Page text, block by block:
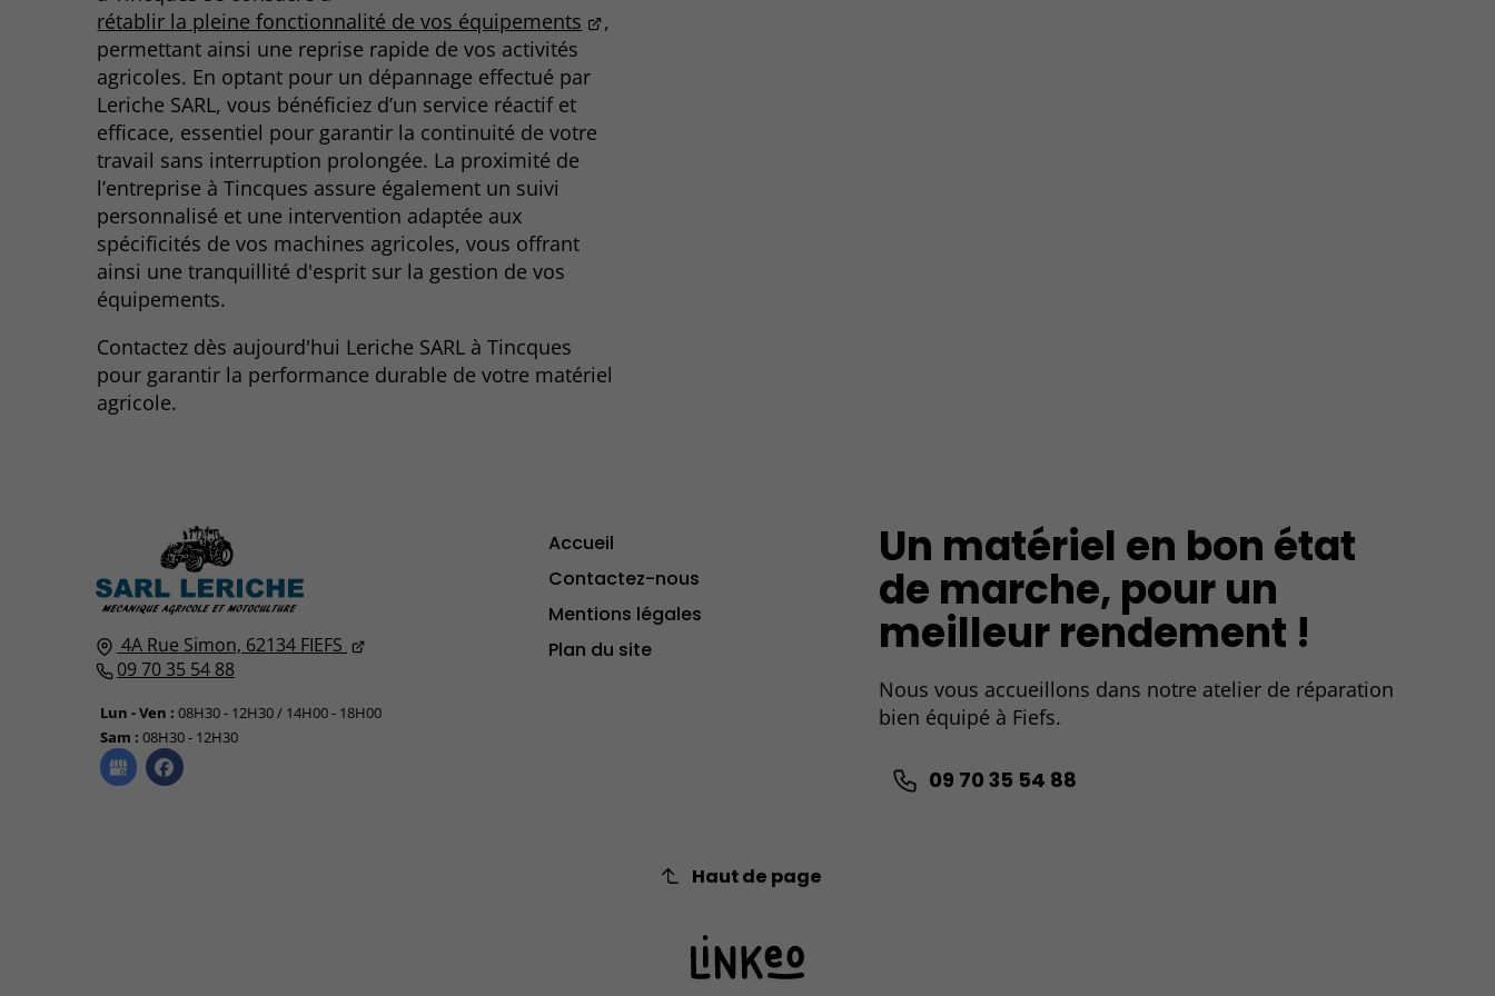
rétablir la pleine fonctionnalité de vos équipements
,
permettant ainsi une reprise rapide de vos activités
agricoles. En optant pour un dépannage effectué par
Leriche SARL, vous bénéficiez d’un service réactif et
efficace, essentiel pour garantir la continuité de votre
travail sans interruption prolongée. La proximité de
l’entreprise à Tincques assure également un suivi
personnalisé et une intervention adaptée aux
spécificités de vos machines agricoles, vous offrant
ainsi une tranquillité d'esprit sur la gestion de vos
équipements.
Contactez dès aujourd'hui Leriche SARL à Tincques
pour garantir la performance durable de votre matériel
agricole.
4A Rue Simon, 62134 FIEFS
09 70 35 54 88
Lun - Ven : 08H30 - 12H30 / 14H00 - 18H00
Sam : 08H30 - 12H30
Accueil
Contactez-nous
Mentions légales
Plan du site
Un matériel en bon état
de marche, pour un
meilleur rendement !
Nous vous accueillons dans notre atelier de réparation
bien équipé à Fiefs.
09 70 35 54 88
Haut de page